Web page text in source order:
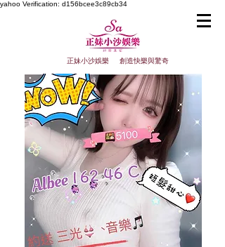
yahoo Verification: d156bcee3c89cb34
正妹小沙娛樂 創造快樂與驚奇